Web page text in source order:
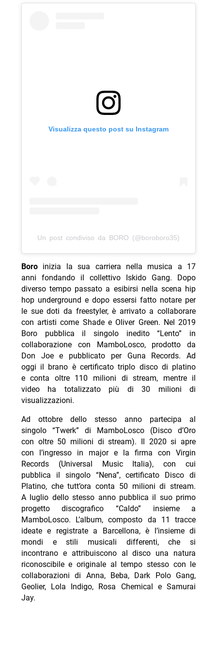
Visualizza questo post su Instagram
Un post condiviso da BORO (@boroboro35)
Boroinizia la sua carriera nella musica a 17
anni fondando il collettivo Iskido Gang. Dopo
diverso tempo passato a esibirsi nella scena hip
hop underground e dopo essersi fatto notare per
le sue doti da freestyler, è arrivato a collaborare
con artisti come Shade e Oliver Green. Nel 2019
Boro pubblica il singolo inedito “Lento” in
collaborazione con MamboLosco, prodotto da
Don Joe e pubblicato per Guna Records. Ad
oggi il brano è certificato triplo disco di platino
e conta oltre 110 milioni di stream, mentre il
video ha totalizzato più di 30 milioni di
visualizzazioni.
Ad ottobre dello stesso anno partecipa al
singolo “Twerk” di MamboLosco (Disco d’Oro
con oltre 50 milioni di stream). Il 2020 si apre
con l’ingresso in major e la firma con Virgin
Records (Universal Music Italia), con cui
pubblica il singolo “Nena”, certificato Disco di
Platino, che tutt’ora conta 50 milioni di stream.
A luglio dello stesso anno pubblica il suo primo
progetto discografico “Caldo” insieme a
MamboLosco. L’album, composto da 11 tracce
ideate e registrate a Barcellona, è l’insieme di
mondi e stili musicali differenti, che si
incontrano e attribuiscono al disco una natura
riconoscibile e originale al tempo stesso con le
collaborazioni di Anna, Beba, Dark Polo Gang,
Geolier, Lola Indigo, Rosa Chemical e Samurai
Jay.